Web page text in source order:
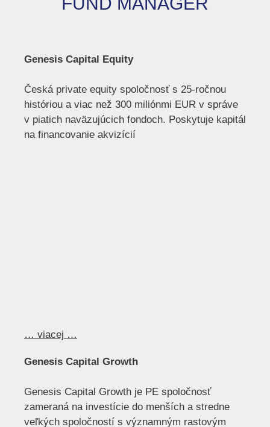
Genesis Capital Equity
Česká private equity spoločnosť s 25-ročnou
históriou a viac než 300 miliónmi EUR v správe
v piatich naväzujúcich fondoch. Poskytuje kapitál
na financovanie akvizícií
… viacej …
Genesis Capital Growth
Genesis Capital Growth je PE spoločnosť
zameraná na investície do menších a stredne
veľkých spoločností s významným rastovým